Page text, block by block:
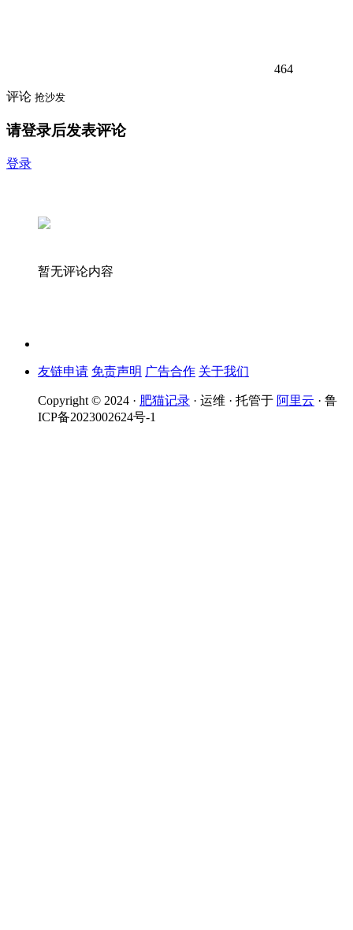
464
评论 抢沙发
请登录后发表评论
登录
暂无评论内容
友链申请 免责声明 广告合作 关于我们
Copyright © 2024 · 肥猫记录 · 运维 · 托管于 阿里云 · 鲁
ICP备2023002624号-1